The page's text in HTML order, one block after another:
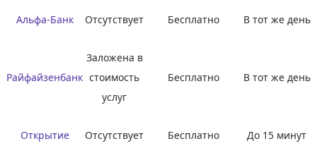
Альфа-Банк Отсутствует Бесплатно В тот же день
Райфайзенбанк
Заложена в
стоимость
услуг
Бесплатно В тот же день
Открытие Отсутствует Бесплатно До 15 минут